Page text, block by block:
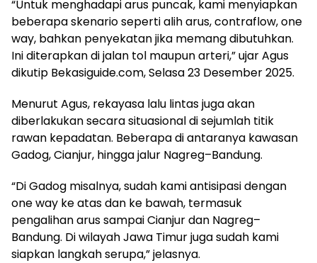
“Untuk menghadapi arus puncak, kami menyiapkan
beberapa skenario seperti alih arus, contraflow, one
way, bahkan penyekatan jika memang dibutuhkan.
Ini diterapkan di jalan tol maupun arteri,” ujar Agus
dikutip Bekasiguide.com, Selasa 23 Desember 2025.
Menurut Agus, rekayasa lalu lintas juga akan
diberlakukan secara situasional di sejumlah titik
rawan kepadatan. Beberapa di antaranya kawasan
Gadog, Cianjur, hingga jalur Nagreg–Bandung.
“Di Gadog misalnya, sudah kami antisipasi dengan
one way ke atas dan ke bawah, termasuk
pengalihan arus sampai Cianjur dan Nagreg–
Bandung. Di wilayah Jawa Timur juga sudah kami
siapkan langkah serupa,” jelasnya.